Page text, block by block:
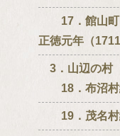
17．館山町
正徳元年（1711
3．山辺の村
18．布沼村
19．茂名村